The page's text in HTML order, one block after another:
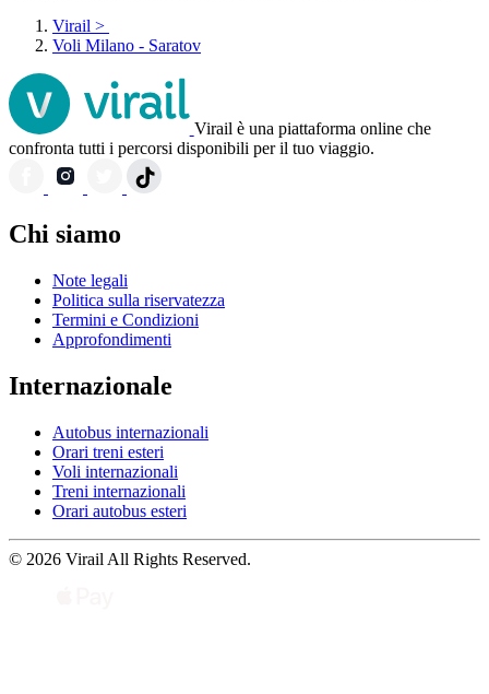
Virail >
Voli Milano - Saratov
Virail è una piattaforma online che
confronta tutti i percorsi disponibili per il tuo viaggio.
Chi siamo
Note legali
Politica sulla riservatezza
Termini e Condizioni
Approfondimenti
Internazionale
Autobus internazionali
Orari treni esteri
Voli internazionali
Treni internazionali
Orari autobus esteri
© 2026 Virail All Rights Reserved.